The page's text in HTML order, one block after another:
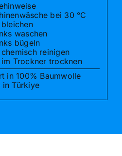
bei 30 °C
waschen
bügeln
reinigen
Trockner trocknen
in 100% Baumwolle
in Türkiye